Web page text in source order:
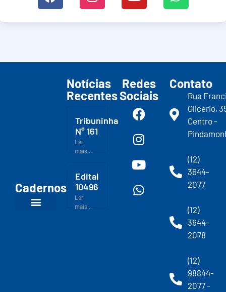
Cadernos
Notícias
Recentes
Tribuninha
N° 161
Ler
mais...
Edital
10496
Ler
mais...
Redes
Sociais
Contato
Rua
Glicerio,
Centro -
(12)
3644-
2077
(12)
3644-
2078
(12)
98844-
2077 -